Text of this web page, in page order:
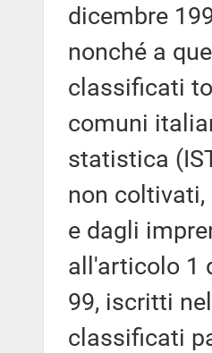
dicembre
nonché a
classificati
comuni
statistica
non
e dagli
all'articolo 1
99, iscritti
classificati